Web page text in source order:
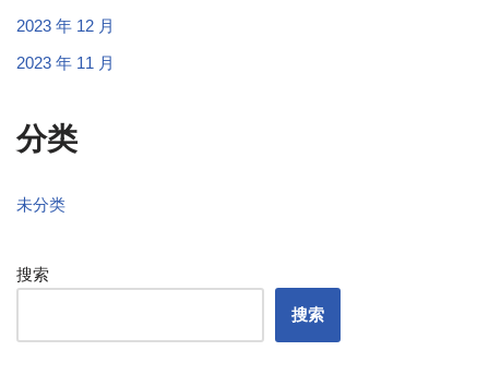
2023 年 12 月
2023 年 11 月
分类
未分类
搜索
搜索